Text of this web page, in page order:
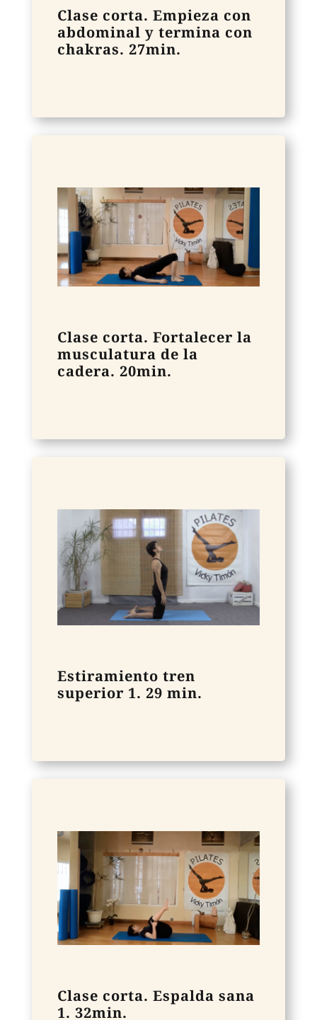
Clase corta. Empieza con
abdominal y termina con
chakras. 27min.
Clase corta. Fortalecer la
musculatura de la
cadera. 20min.
Estiramiento tren
superior 1. 29 min.
Clase corta. Espalda sana
1. 32min.